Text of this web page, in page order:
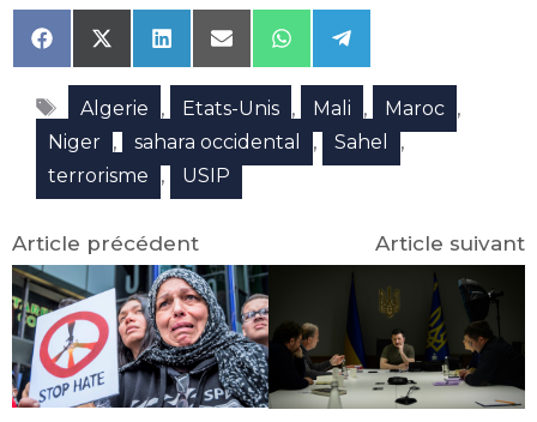
Share
on
Facebook
Share
on
X
(Twitter)
Share
on
LinkedIn
Share
on
Email
Share
on
WhatsApp
Share
on
Telegram
Étiquettes
Algerie , Etats-Unis , Mali , Maroc ,
Niger , sahara occidental , Sahel ,
terrorisme , USIP
Article précédent Article suivant